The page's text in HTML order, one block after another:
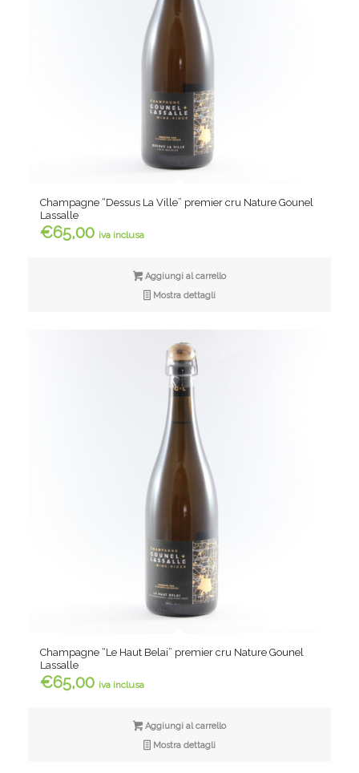
Champagne “Dessus La Ville” premier cru Nature Gounel
Lassalle
€65,00 iva inclusa
Aggiungi al carrello
Mostra dettagli
Champagne “Le Haut Belai” premier cru Nature Gounel
Lassalle
€65,00 iva inclusa
Aggiungi al carrello
Mostra dettagli